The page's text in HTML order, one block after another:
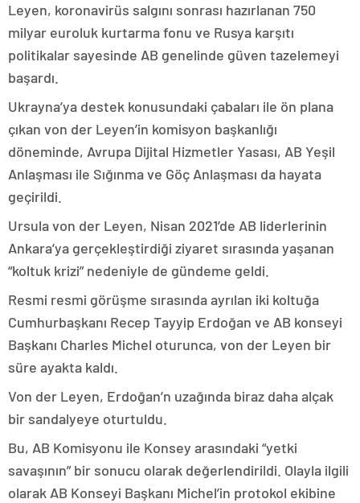
Leyen, koronavirüs salgını sonrası hazırlanan 750
milyar euroluk kurtarma fonu ve Rusya karşıtı
politikalar sayesinde AB genelinde güven tazelemeyi
başardı.
Ukrayna’ya destek konusundaki çabaları ile ön plana
çıkan von der Leyen’in komisyon başkanlığı
döneminde, Avrupa Dijital Hizmetler Yasası, AB Yeşil
Anlaşması ile Sığınma ve Göç Anlaşması da hayata
geçirildi.
Ursula von der Leyen, Nisan 2021’de AB liderlerinin
Ankara’ya gerçekleştirdiği ziyaret sırasında yaşanan
“koltuk krizi” nedeniyle de gündeme geldi.
Resmi resmi görüşme sırasında ayrılan iki koltuğa
Cumhurbaşkanı Recep Tayyip Erdoğan ve AB konseyi
Başkanı Charles Michel oturunca, von der Leyen bir
süre ayakta kaldı.
Von der Leyen, Erdoğan’n uzağında biraz daha alçak
bir sandalyeye oturtuldu.
Bu, AB Komisyonu ile Konsey arasındaki “yetki
savaşının” bir sonucu olarak değerlendirildi. Olayla ilgili
olarak AB Konseyi Başkanı Michel’in protokol ekibine